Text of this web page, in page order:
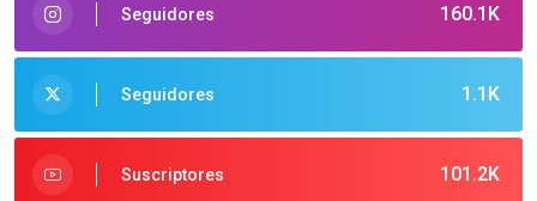
160.1K
Seguidores
1.1K
Seguidores
101.2K
Suscriptores